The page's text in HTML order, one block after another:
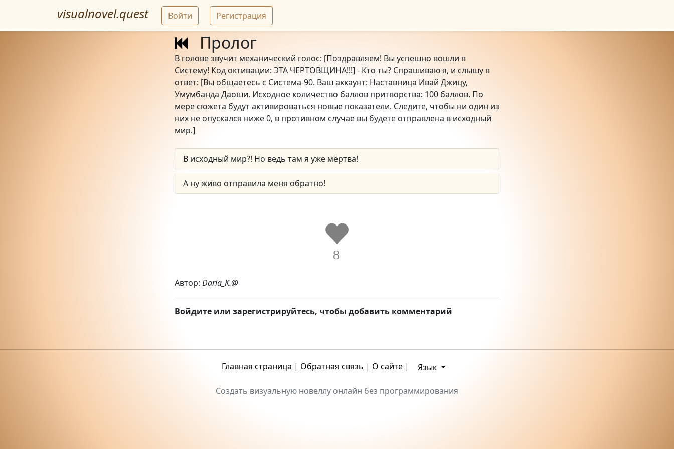
visualnovel.quest Войти Регистрация
Пролог
В голове звучит механический голос: [Поздравляем! Вы успешно вошли в
Систему! Код октивации: ЭТА ЧЕРТОВЩИНА!!!] - Кто ты? Спрашиваю я, и слышу в
ответ: [Вы общаетесь с Система-90. Ваш аккаунт: Наставница Ивай Джицу,
Умумбанда Даоши. Исходное количество баллов притворства: 100 баллов. По
мере сюжета будут активироваться новые показатели. Следите, чтобы ни один из
них не опускался ниже 0, в противном случае вы будете отправлена в исходный
мир.]
В исходный мир?! Но ведь там я уже мёртва!
А ну живо отправила меня обратно!
8
Автор: Daria_K.@
Войдите или зарегистрируйтесь, чтобы добавить комментарий
Главная страница | Обратная связь | О сайте | Язык
Создать визуальную новеллу онлайн без программирования